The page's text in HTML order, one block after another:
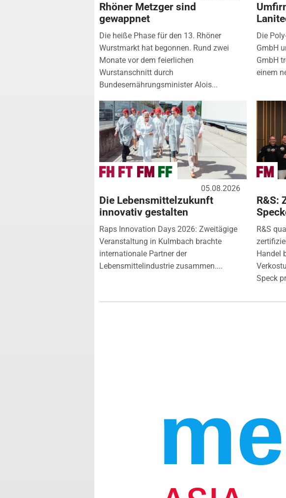
Rhöner Metzger sind
gewappnet
Die heiße Phase für den 13. Rhöner
Wurstmarkt hat begonnen. Rund zwei
Monate vor dem feierlichen
Wurstanschnitt durch
Bundesernährungsminister Alois...
Die
GmbH
GmbH
einem
05.08.2026
Die Lebensmittelzukunft
innovativ gestalten
Raps Innovation Days 2026: Zweitägige
Veranstaltung in Kulmbach brachte
internationale Partner der
Lebensmittelindustrie zusammen....
R&S:
R&S
Handel
Speck